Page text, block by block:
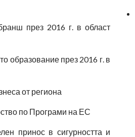
през 2016 г. в област
образование през 2016 г. в
от региона
по Програми на ЕС
принос в сигурността и